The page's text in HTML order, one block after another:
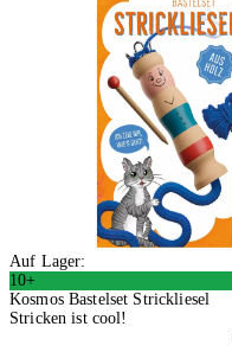
Auf Lager:
10+
Kosmos Bastelset Strickliesel
Stricken ist cool!